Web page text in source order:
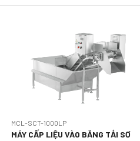
MCL-SCT-1000LP
MÁY CẤP LIỆU VÀO BĂNG TẢI SƠ